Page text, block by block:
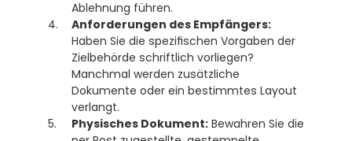
Ablehnung führen.
Anforderungen des Empfängers:
Haben Sie die spezifischen Vorgaben der
Zielbehörde schriftlich vorliegen?
Manchmal werden zusätzliche
Dokumente oder ein bestimmtes Layout
verlangt.
Physisches Dokument: Bewahren Sie die